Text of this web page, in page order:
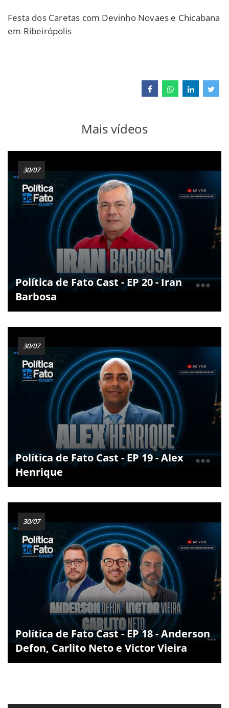
Festa dos Caretas com Devinho Novaes e Chicabana
em Ribeirópolis
Mais vídeos
30/07
Política de Fato Cast - EP 20 - Iran
Barbosa
30/07
Política de Fato Cast - EP 19 - Alex
Henrique
30/07
Política de Fato Cast - EP 18 - Anderson
Defon, Carlito Neto e Victor Vieira